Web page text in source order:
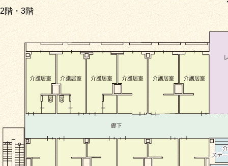
2階・3階